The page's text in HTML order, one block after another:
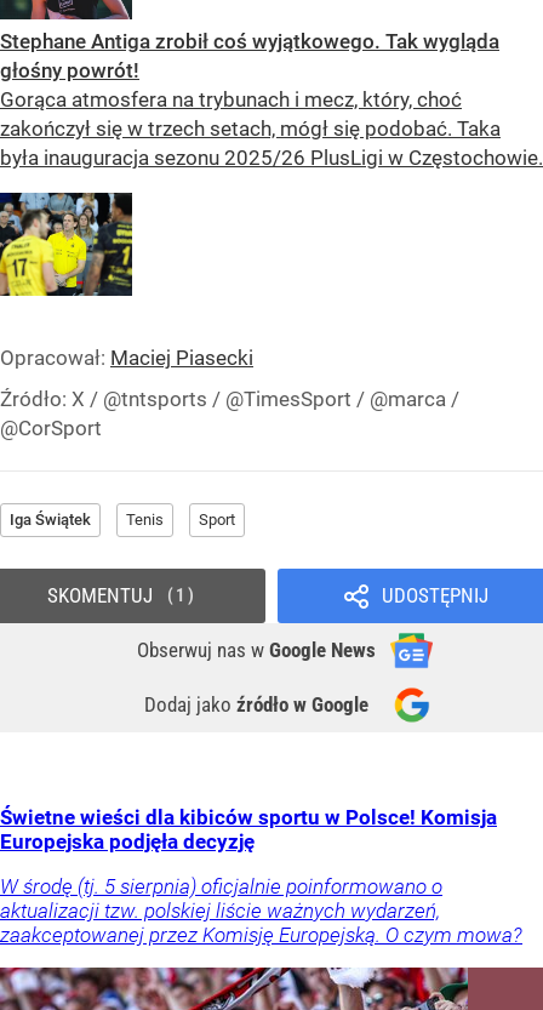
Stephane Antiga zrobił coś wyjątkowego. Tak wygląda
głośny powrót!
Gorąca atmosfera na trybunach i mecz, który, choć
zakończył się w trzech setach, mógł się podobać. Taka
była inauguracja sezonu 2025/26 PlusLigi w Częstochowie.
Opracował: Maciej Piasecki
Źródło: X / @tntsports / @TimesSport / @marca /
@CorSport
Iga Świątek Tenis Sport
UDOSTĘPNIJ
Obserwuj nas w Google News
Dodaj jako źródło w Google
SKOMENTUJ 1
Świetne wieści dla kibiców sportu w Polsce! Komisja
Europejska podjęła decyzję
W środę (tj. 5 sierpnia) oficjalnie poinformowano o
aktualizacji tzw. polskiej liście ważnych wydarzeń,
zaakceptowanej przez Komisję Europejską. O czym mowa?